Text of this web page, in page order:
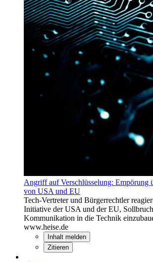
Angriff auf Verschlüsselung: Empörung
von USA und EU
Tech-Vertreter und Bürgerrechtler
Initiative der USA und der EU,
Kommunikation in die Technik
www.heise.de
Inhalt melden
Zitieren